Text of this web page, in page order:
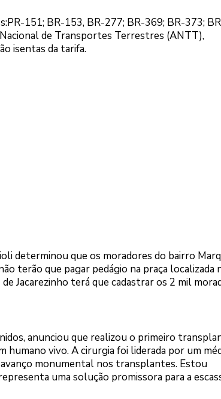
151; BR-153, BR-277; BR-369; BR-373;
de Transportes Terrestres (ANTT),
isentas da tarifa.
determinou que os moradores do bairro
terão que pagar pedágio na praça localizada
Jacarezinho terá que cadastrar os 2 mil
anunciou que realizou o primeiro
humano vivo. A cirurgia foi liderada por um
avanço monumental nos transplantes. Estou
uma solução promissora para a